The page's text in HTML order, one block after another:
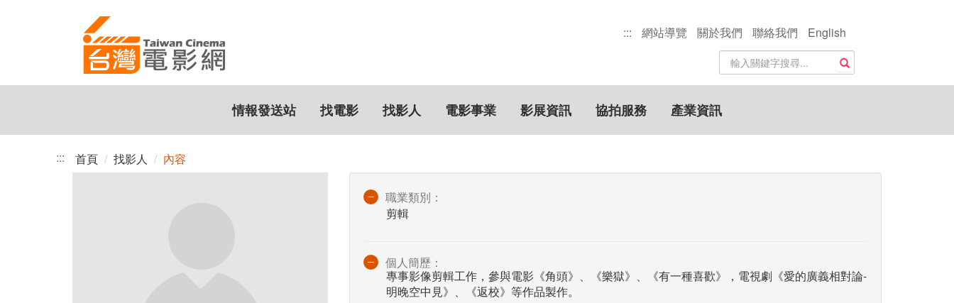
::: 網站導覽 關於我們 聯絡我們
English
站
內
搜
尋
關
鍵
搜尋
情報發送站 找電影 找影人 電影事業 影展資訊 協拍服務 產業資訊
::: 首頁 找影人 內容
職業類別：
剪輯
個人簡歷：
專事影像剪輯工作，參與電影《角頭》、《樂獄》、《有一種喜歡》，電視劇《愛的廣義相對論-
明晚空中見》、《返校》等作品製作。